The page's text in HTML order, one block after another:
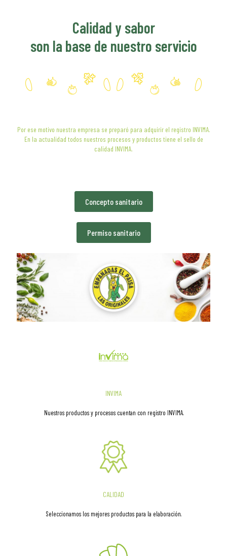
Calidad y sabor
son la base de nuestro servicio
Por ese motivo nuestra empresa se preparó para adquirir el registro INVIMA.
En la actualidad todos nuestros procesos y productos tiene el sello de
calidad INVIMA.
Concepto sanitario
Permiso sanitario
INVIMA
Nuestros productos y procesos cuentan con registro INVIMA.
CALIDAD
Seleccionamos los mejores productos para la elaboración.